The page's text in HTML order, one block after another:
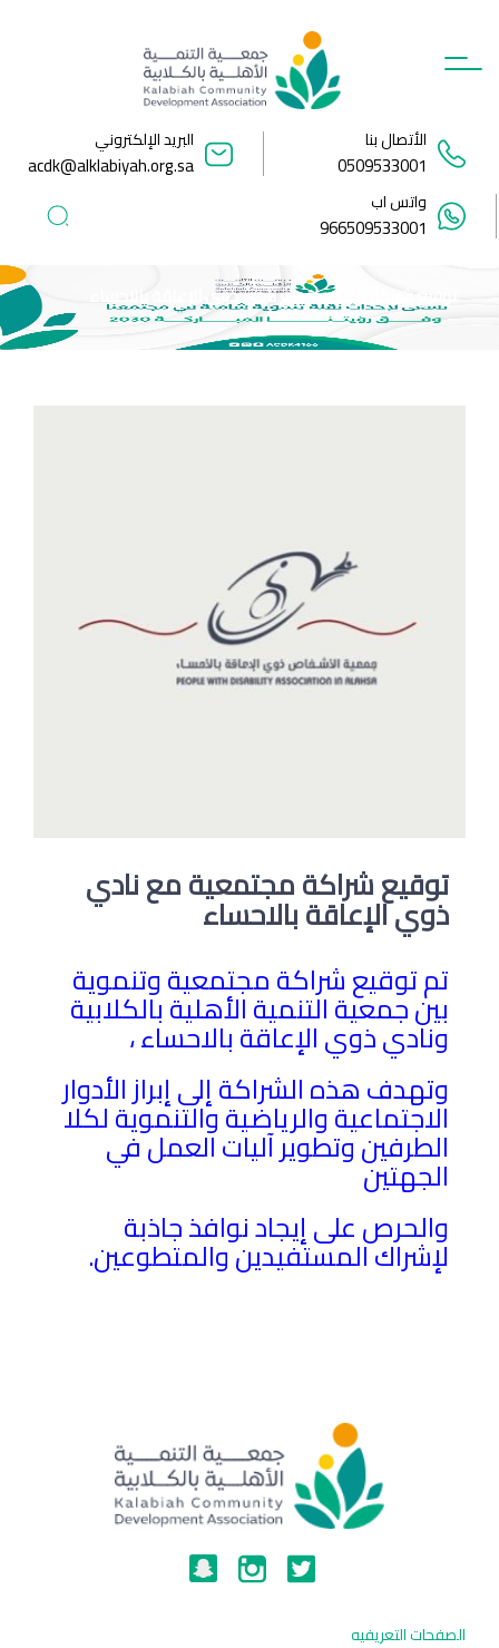
content
الأتصال بنا
0509533001
البريد الإلكتروني
acdk@alklabiyah.org.sa
واتس اب
966509533001
توقيع شراكة مجتمعية مع نادي ذوي الإعاقة بالاحساء
توقيع شراكة مجتمعية مع نادي
ذوي الإعاقة بالاحساء
تم توقيع شراكة مجتمعية وتنموية
بين جمعية التنمية الأهلية بالكلابية
ونادي ذوي الإعاقة بالاحساء ،
وتهدف هذه الشراكة إلى إبراز الأدوار
الاجتماعية والرياضية والتنموية لكلا
الطرفين وتطوير آليات العمل في
الجهتين
والحرص على إيجاد نوافذ جاذبة
لإشراك المستفيدين والمتطوعين.
الصفحات التعريفيه